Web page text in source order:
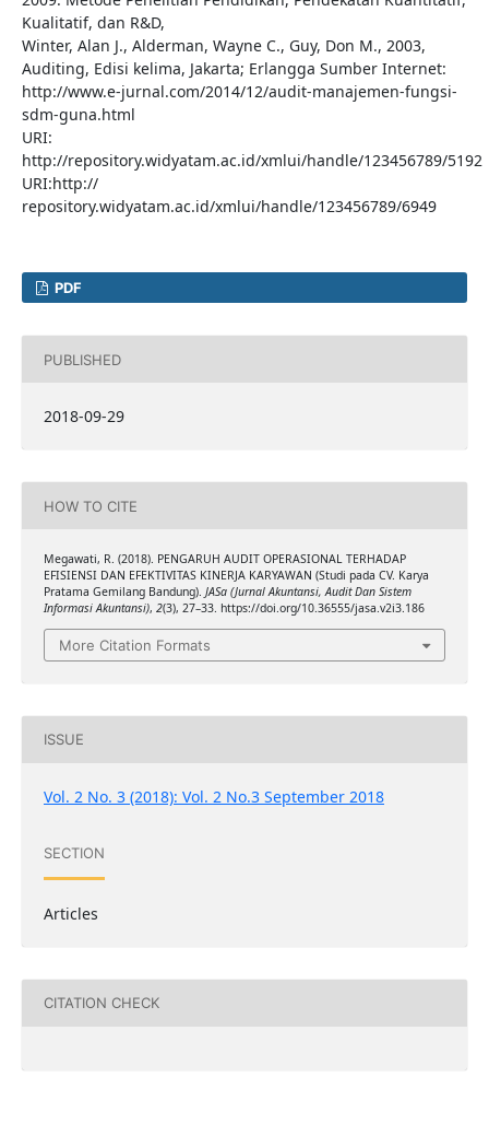
Kualitatif, dan R&D,
Winter, Alan J., Alderman, Wayne C., Guy, Don M., 2003,
Auditing, Edisi kelima, Jakarta; Erlangga Sumber Internet:
http://www.e-jurnal.com/2014/12/audit-manajemen-fungsi-
sdm-guna.html
URI:
http://repository.widyatam.ac.id/xmlui/handle/123456789/5192
URI:http://
repository.widyatam.ac.id/xmlui/handle/123456789/6949
PDF
PUBLISHED
2018-09-29
HOW TO CITE
Megawati, R. (2018). PENGARUH AUDIT OPERASIONAL TERHADAP
EFISIENSI DAN EFEKTIVITAS KINERJA KARYAWAN (Studi pada CV. Karya
Pratama Gemilang Bandung). JASa (Jurnal Akuntansi, Audit Dan Sistem
Informasi Akuntansi), 2(3), 27–33. https://doi.org/10.36555/jasa.v2i3.186
More Citation Formats
ISSUE
Vol. 2 No. 3 (2018): Vol. 2 No.3 September 2018
SECTION
Articles
CITATION CHECK